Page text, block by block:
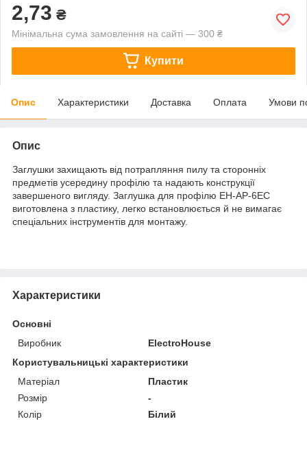
2,73 ₴
Мінімальна сума замовлення на сайті — 300 ₴
Купити
Опис Характеристики Доставка Оплата Умови
Опис
Заглушки захищають від потрапляння пилу та сторонніх
предметів усередину профілю та надають конструкції
завершеного вигляду. Заглушка для профілю EH-AP-6EC
виготовлена з пластику, легко встановлюється й не вимагає
спеціальних інструментів для монтажу.
Характеристики
Основні
Виробник
ElectroHouse
Користувальницькі характеристики
Матеріал
Пластик
Розмір
-
Колір
Білий